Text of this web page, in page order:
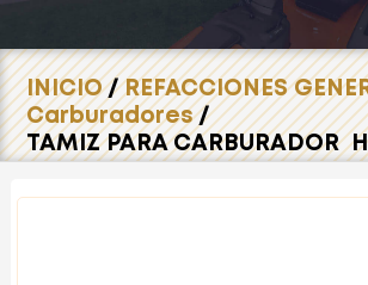
INICIO/REFACCIONES
Carburadores/
TAMIZ PARA CARBURADOR